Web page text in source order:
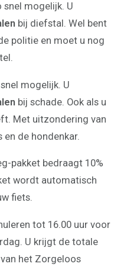
mogelijk. U
bij diefstal. Wel bent
politie en moet u nog
mogelijk. U
bij schade. Ook als u
Met uitzondering van
de hondenkar.
pakket bedraagt 10%
wordt automatisch
fiets.
tot 16.00 uur voor
U krijgt de totale
het Zorgeloos